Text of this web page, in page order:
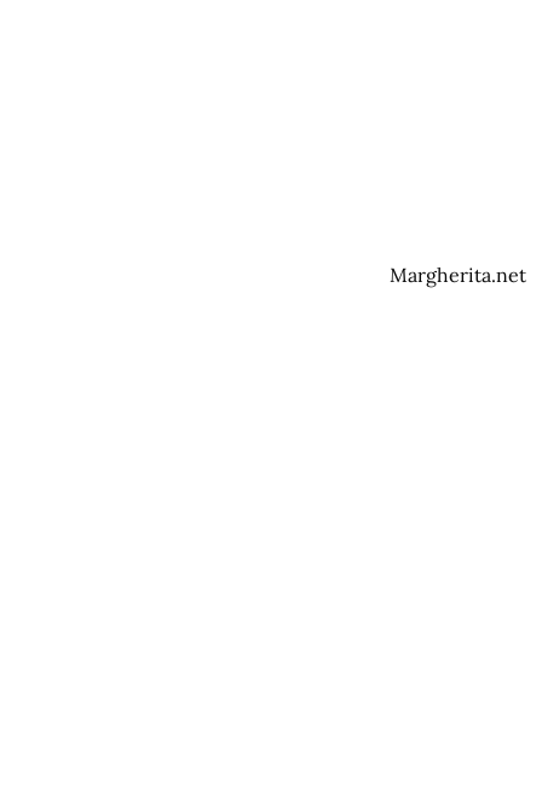
Margherita.net